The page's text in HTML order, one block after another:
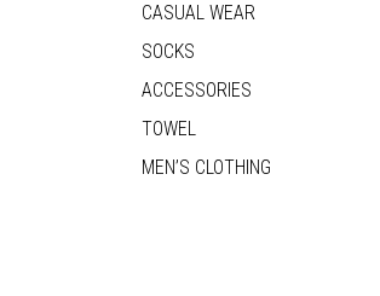
CASUAL WEAR
SOCKS
ACCESSORIES
TOWEL
MEN’S CLOTHING